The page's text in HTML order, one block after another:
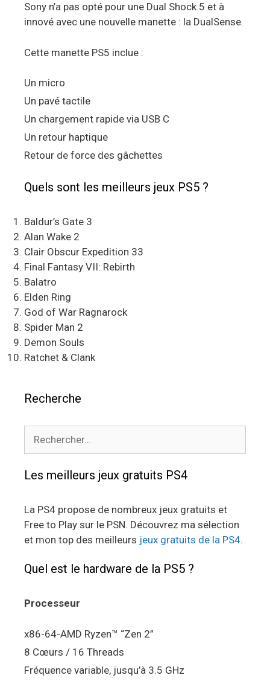
Sony n’a pas opté pour une Dual Shock 5 et à
innové avec une nouvelle manette : la DualSense.
Cette manette PS5 inclue :
Un micro
Un pavé tactile
Un chargement rapide via USB C
Un retour haptique
Retour de force des gâchettes
Quels sont les meilleurs jeux PS5 ?
Baldur’s Gate 3
Alan Wake 2
Clair Obscur Expedition 33
Final Fantasy VII: Rebirth
Balatro
Elden Ring
God of War Ragnarock
Spider Man 2
Demon Souls
Ratchet & Clank
Recherche
Les meilleurs jeux gratuits PS4
La PS4 propose de nombreux jeux gratuits et
Free to Play sur le PSN. Découvrez ma sélection
et mon top des meilleurs jeux gratuits de la PS4.
Quel est le hardware de la PS5 ?
Processeur
x86-64-AMD Ryzen™ “Zen 2”
8 Cœurs / 16 Threads
Fréquence variable, jusqu’à 3.5 GHz